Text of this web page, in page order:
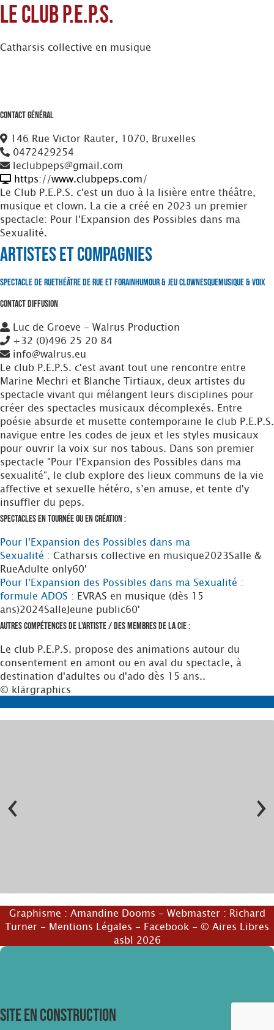
Le Club P.E.P.S.
Catharsis collective en musique
Contact Général
146 Rue Victor Rauter, 1070, Bruxelles
0472429254
leclubpeps@gmail.com
https://www.clubpeps.com/
Le Club P.E.P.S. c'est un duo à la lisière entre théâtre,
musique et clown. La cie a créé en 2023 un premier
spectacle: Pour l'Expansion des Possibles dans ma
Sexualité.
Artistes et Compagnies
Spectacle de RueThéâtre de Rue et ForainHumour & Jeu clownesqueMusique & Voix
Contact Diffusion
Luc de Groeve - Walrus Production
+32 (0)496 25 20 84
info@walrus.eu
Le club P.E.P.S. c'est avant tout une rencontre entre
Marine Mechri et Blanche Tirtiaux, deux artistes du
spectacle vivant qui mélangent leurs disciplines pour
créer des spectacles musicaux décomplexés. Entre
poésie absurde et musette contemporaine le club P.E.P.S.
navigue entre les codes de jeux et les styles musicaux
pour ouvrir la voix sur nos tabous. Dans son premier
spectacle "Pour l'Expansion des Possibles dans ma
sexualité", le club explore des lieux communs de la vie
affective et sexuelle hétéro, s’en amuse, et tente d'y
insuffler du peps.
Spectacles en tournée ou en création :
Pour l'Expansion des Possibles dans ma
Sexualité : Catharsis collective en musique2023Salle &
RueAdulte only60'
Pour l'Expansion des Possibles dans ma Sexualité :
formule ADOS : EVRAS en musique (dès 15
ans)2024SalleJeune public60'
Autres compétences de l'artiste / des membres de la Cie :
Le club P.E.P.S. propose des animations autour du
consentement en amont ou en aval du spectacle, à
destination d'adultes ou d'ado dès 15 ans..
© klärgraphics
© Valentine Jamis
‹ ›
Graphisme : Amandine Dooms - Webmaster : Richard
Turner - Mentions Légales - Facebook - © Aires Libres
asbl 2026
SITE EN CONSTRUCTION